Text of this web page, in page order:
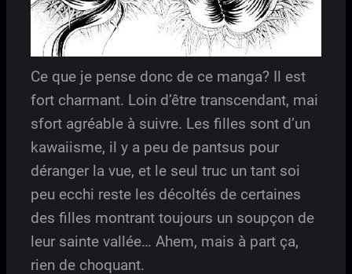
Ce que je pense donc de ce manga? Il est
fort charmant. Loin d’être transcendant, mai
sfort agréable à suivre. Les filles sont d’un
kawaiisme, il y a peu de pantsus pour
déranger la vue, et le seul truc un tant soi
peu ecchi reste les décoltés de certaines
des filles montrant toujours un soupçon de
leur sainte vallée… Ahem, mais à part ça,
rien de choquant.